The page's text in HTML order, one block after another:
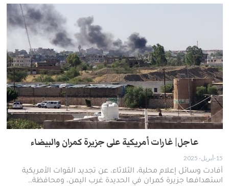
عاجل| غارات أمريكية على جزيرة كمران والبيضاء
15-أبريل- 2025
أفادت وسائل إعلام محلية، الثلاثاء، عن تجديد القوات الأمريكية
استهدافها جزيرة كمران في الحديدة غرب اليمن، ومحافظة…